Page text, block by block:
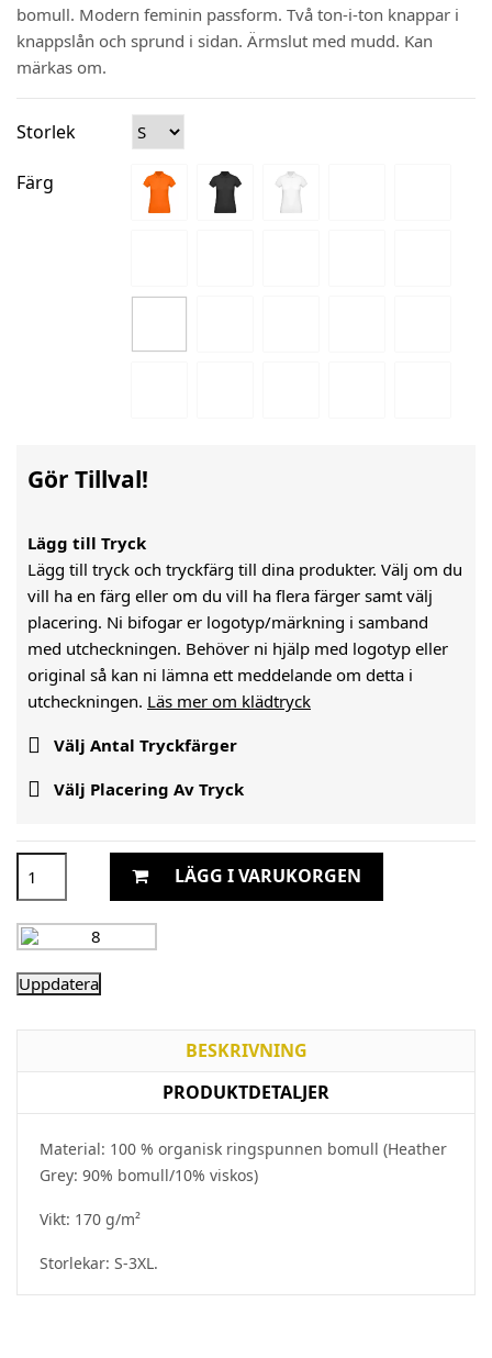
bomull. Modern feminin passform. Två ton-i-ton knappar i
knappslån och sprund i sidan. Ärmslut med mudd. Kan
märkas om.
Storlek
Färg
Gör Tillval!
Lägg till Tryck
Lägg till tryck och tryckfärg till dina produkter. Välj om du
vill ha en färg eller om du vill ha flera färger samt välj
placering. Ni bifogar er logotyp/märkning i samband
med utcheckningen. Behöver ni hjälp med logotyp eller
original så kan ni lämna ett meddelande om detta i
utcheckningen. Läs mer om klädtryck
 Välj Antal Tryckfärger
 Välj Placering Av Tryck
LÄGG I VARUKORGEN
BESKRIVNING
PRODUKTDETALJER
Material: 100 % organisk ringspunnen bomull (Heather
Grey: 90% bomull/10% viskos)
Vikt: 170 g/m²
Storlekar: S-3XL.